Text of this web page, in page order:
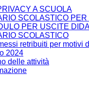
A SCUOLA
SCOLASTICO PER
PER USCITE
SCOLASTICO
retribuiti per motivi
2024
delle attività